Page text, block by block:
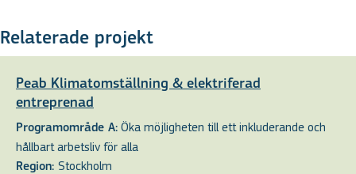
Relaterade projekt
Peab Klimatomställning & elektriferad
entreprenad
Programområde A: Öka möjligheten till ett inkluderande och
hållbart arbetsliv för alla
Region: Stockholm